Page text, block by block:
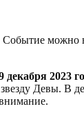
можно
декабря 2023
Девы. В